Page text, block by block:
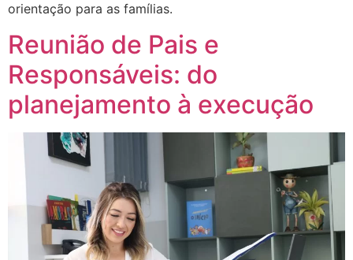
orientação para as famílias.
Reunião de Pais e
Responsáveis: do
planejamento à execução